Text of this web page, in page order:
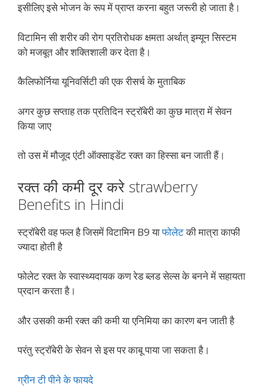
इसीलिए इसे भोजन के रूप में प्राप्त करना बहुत जरूरी हो जाता है।
विटामिन सी शरीर की रोग प्रतिरोधक क्षमता अर्थात् इम्यून सिस्टम
को मजबूत और शक्तिशाली कर देता है।
कैलिफोर्निया यूनिवर्सिटी की एक रीसर्च के मुताबिक
अगर कुछ सप्ताह तक प्रतिदिन स्ट्रॉबेरी का कुछ मात्रा में सेवन
किया जाए
तो उस में मौजूद एंटी ऑक्साइडेंट रक्त का हिस्सा बन जाती हैं।
रक्त की कमी दूर करे strawberry
Benefits in Hindi
स्ट्रॉबेरी वह फल है जिसमें विटामिन B9 याफोलेटकी मात्रा काफी
ज्यादा होती है
फोलेट रक्त के स्वास्थ्यदायक कण रेड ब्लड सेल्स के बनने में सहायता
प्रदान करता है।
और उसकी कमी रक्त की कमी या एनिमिया का कारण बन जाती है
परंतु स्ट्रॉबेरी के सेवन से इस पर काबू पाया जा सकता है।
ग्रीन टी पीने के फायदे